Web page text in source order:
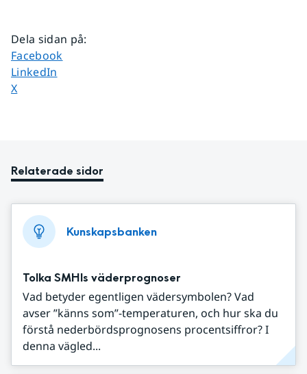
Dela sidan på:
Dela sidan på
Facebook
Dela sidan på
LinkedIn
Dela sidan på
X
Relaterade sidor
Kunskapsbanken
Tolka SMHIs väderprognoser
Vad betyder egentligen vädersymbolen? Vad
avser ”känns som”-temperaturen, och hur ska du
förstå nederbördsprognosens procentsiffror? I
denna vägled...